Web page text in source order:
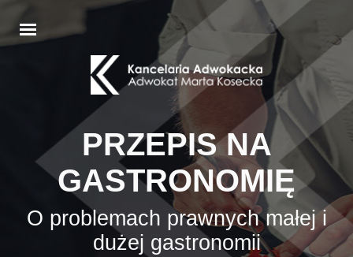
PRZEPIS NA
GASTRONOMIĘ
O problemach prawnych małej i
dużej gastronomii